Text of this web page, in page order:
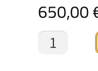
650,00
Vestido